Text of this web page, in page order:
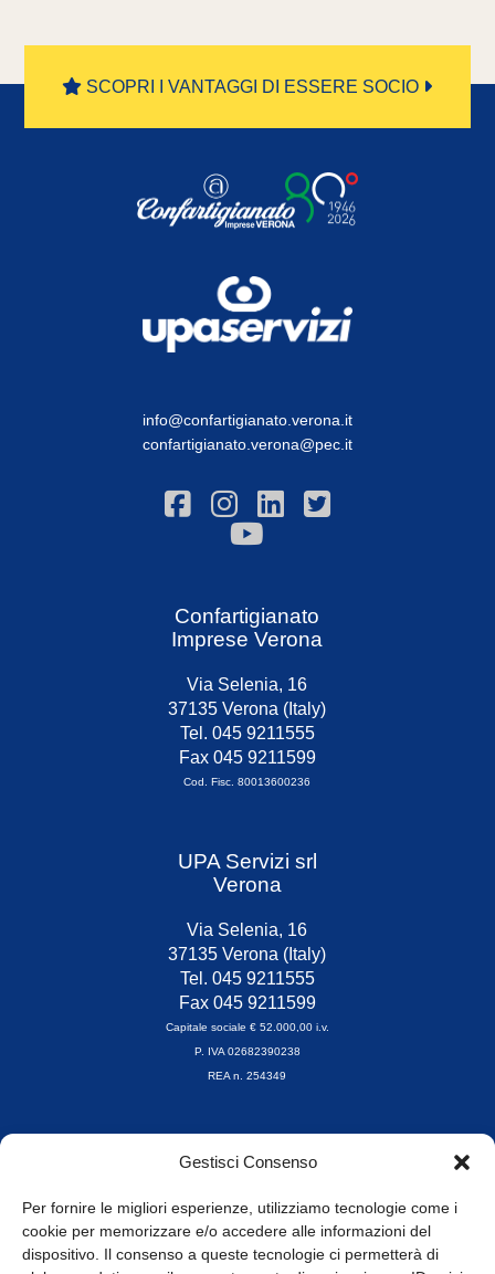
Gestisci Consenso
Per fornire le migliori esperienze, utilizziamo tecnologie come i
cookie per memorizzare e/o accedere alle informazioni del
dispositivo. Il consenso a queste tecnologie ci permetterà di
SCOPRI I VANTAGGI DI ESSERE SOCIO
info@confartigianato.verona.it
confartigianato.verona@pec.it
Confartigianato
Imprese Verona
Via Selenia, 16
37135 Verona (Italy)
Tel. 045 9211555
Fax 045 9211599
Cod. Fisc. 80013600236
UPA Servizi srl
Verona
Via Selenia, 16
37135 Verona (Italy)
Tel. 045 9211555
Fax 045 9211599
Capitale sociale € 52.000,00 i.v.
P. IVA 02682390238
REA n. 254349
Orari di apertura
8.30-13.00 / 14.00-17.30
Whistleblowing